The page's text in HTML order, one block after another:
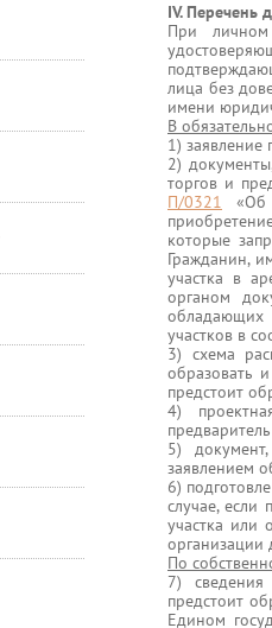
IV. Перечень
При личном
лица без
имени
В
1)
2)
торгов и
П/0321 «Об
которые
Гражданин,
участка в
органом
участков в
3) схема
образовать
предстоит
4)
5)
заявлением
6)
случае, если
участка или
организации
По
7)
предстоит
Едином